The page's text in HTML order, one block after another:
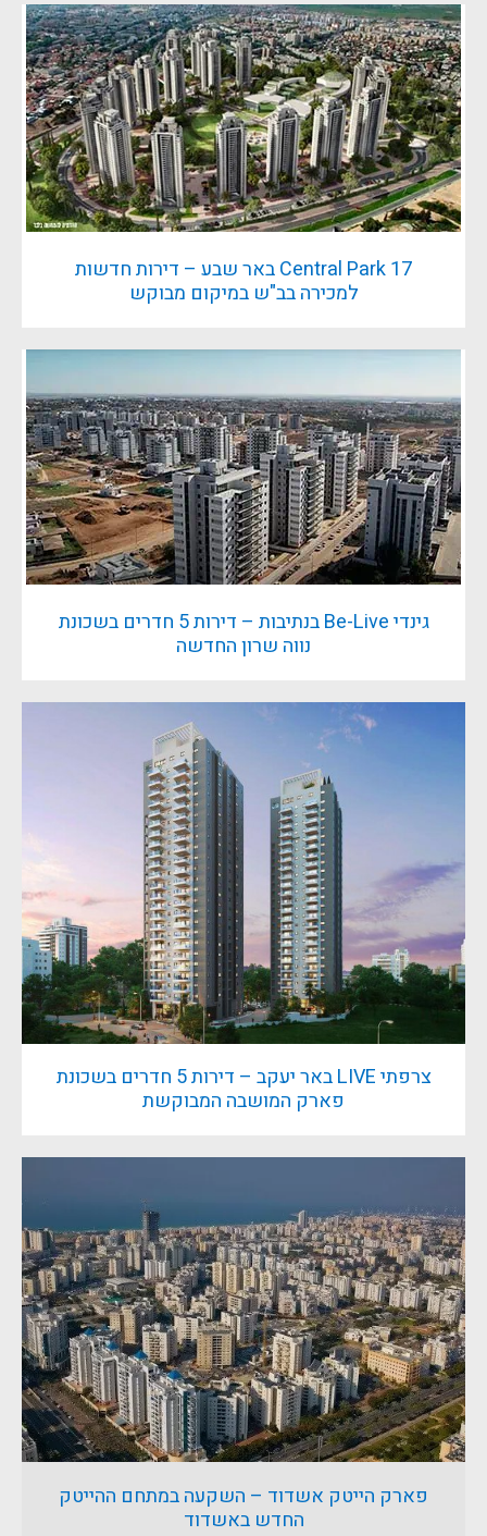
Central Park 17 באר שבע – דירות חדשות
למכירה בב"ש במיקום מבוקש
גינדי Be-Live בנתיבות – דירות 5 חדרים בשכונת
נווה שרון החדשה
צרפתי LIVE באר יעקב – דירות 5 חדרים בשכונת
פארק המושבה המבוקשת
פארק הייטק אשדוד – השקעה במתחם ההייטק
החדש באשדוד